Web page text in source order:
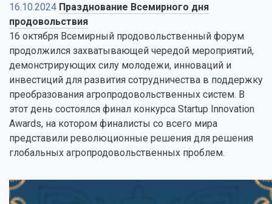
16.10.2024 Празднование Всемирного дня
продовольствия
16 октября Всемирный продовольственный форум
продолжился захватывающей чередой мероприятий,
демонстрирующих силу молодежи, инноваций и
инвестиций для развития сотрудничества в поддержку
преобразования агропродовольственных систем. В
этот день состоялся финал конкурса Startup Innovation
Awards, на котором финалисты со всего мира
представили революционные решения для решения
глобальных агропродовольственных проблем.